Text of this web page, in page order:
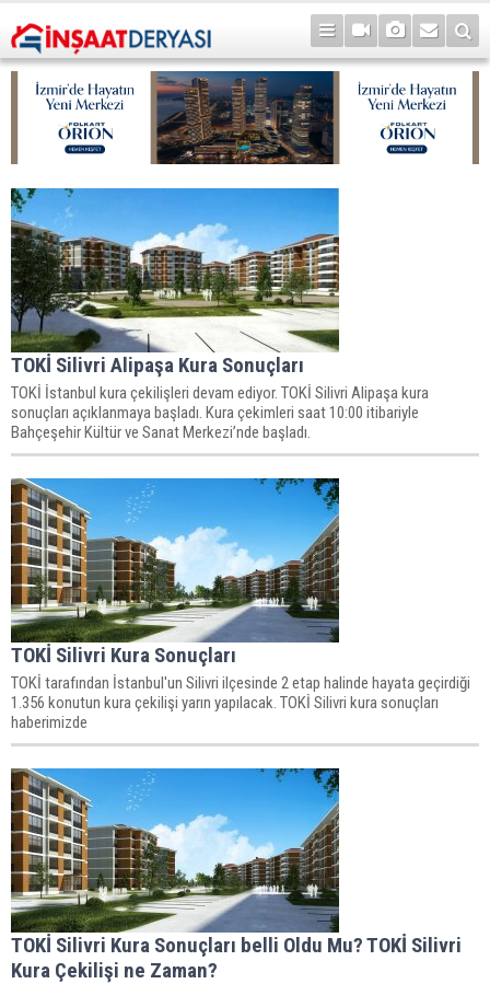
TOKİ Silivri Alipaşa Kura Sonuçları
TOKİ İstanbul kura çekilişleri devam ediyor. TOKİ Silivri Alipaşa kura
sonuçları açıklanmaya başladı. Kura çekimleri saat 10:00 itibariyle
Bahçeşehir Kültür ve Sanat Merkezi’nde başladı.
TOKİ Silivri Kura Sonuçları
TOKİ tarafından İstanbul'un Silivri ilçesinde 2 etap halinde hayata geçirdiği
1.356 konutun kura çekilişi yarın yapılacak. TOKİ Silivri kura sonuçları
haberimizde
TOKİ Silivri Kura Sonuçları belli Oldu Mu? TOKİ Silivri
Kura Çekilişi ne Zaman?